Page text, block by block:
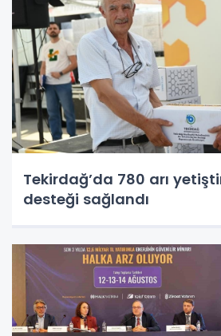
Tekirdağ’da 780 arı
desteği sağlandı